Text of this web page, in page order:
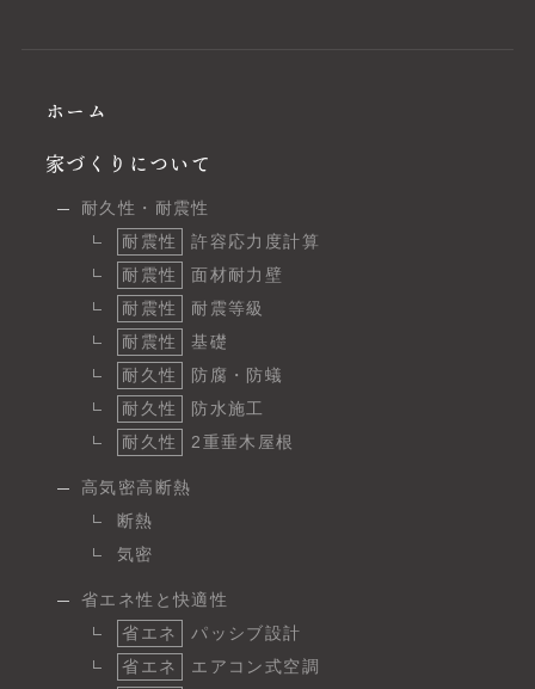
ホーム
家づくりについて
耐久性・耐震性
耐震性
許容応力度計算
耐震性
面材耐力壁
耐震性
耐震等級
耐震性
基礎
耐久性
防腐・防蟻
耐久性
防水施工
耐久性
2重垂木屋根
高気密高断熱
断熱
気密
省エネ性と快適性
省エネ
パッシブ設計
省エネ
エアコン式空調